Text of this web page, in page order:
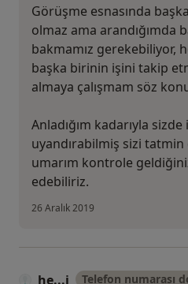
Görüşme esnasında
olmaz ama arandığımda
bakmamız gerekebiliyor,
başka birinin işini takip
almaya çalışmam söz
Anladığım kadarıyla
uyandırabilmiş sizi
umarım kontrole
edebiliriz.
26 Aralık 2019
he...i Telefon numarası